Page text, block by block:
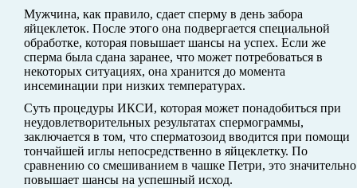
Мужчина, как правило, сдает сперму в день забора
яйцеклеток. После этого она подвергается специальной
обработке, которая повышает шансы на успех. Если же
сперма была сдана заранее, что может потребоваться в
некоторых ситуациях, она хранится до момента
инсеминации при низких температурах.
Суть процедуры ИКСИ, которая может понадобиться при
неудовлетворительных результатах спермограммы,
заключается в том, что сперматозоид вводится при помощи
тончайшей иглы непосредственно в яйцеклетку. По
сравнению со смешиванием в чашке Петри, это значительно
повышает шансы на успешный исход.